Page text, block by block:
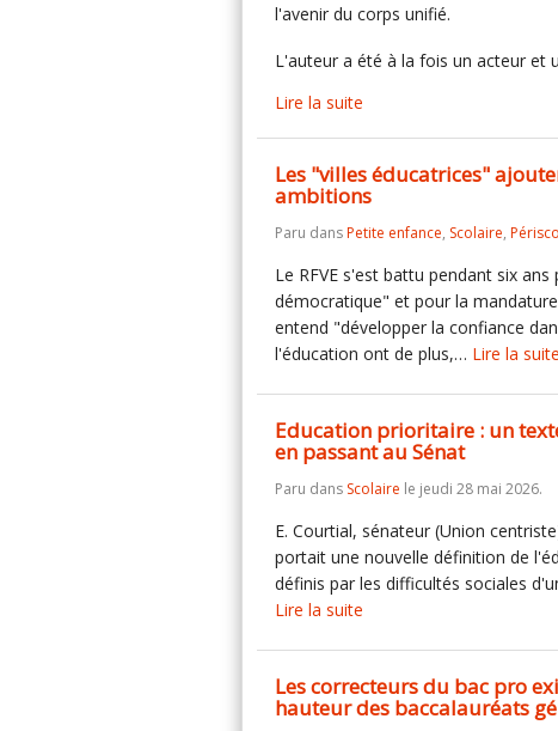
l'avenir du corps unifié.
L'auteur a été à la fois un acteur et
Lire la suite
Les "villes éducatrices"
ambitions
Paru dansPetite enfance, Scolaire,
Le RFVE s'est battu pendant six
démocratique" et pour la
entend "développer la confiance
l'éducation ont de plus,… Lire la suite
Education prioritaire : un
en passant au Sénat
Paru dans Scolaire le jeudi 28 mai 2026.
E. Courtial, sénateur (Union
portait une nouvelle définition de
définis par les difficultés sociales
Lire la suite
Les correcteurs du bac pro
hauteur des baccalauréats